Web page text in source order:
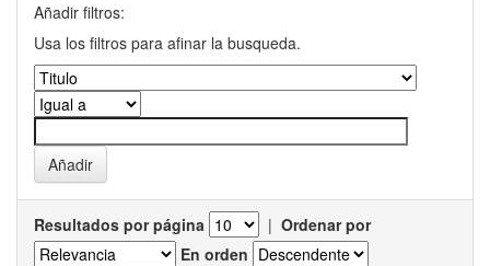
Añadir filtros:
Usa los filtros para afinar la busqueda.
Resultados por página | Ordenar por
En orden